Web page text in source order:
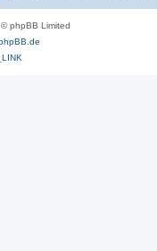
phpBB Limited